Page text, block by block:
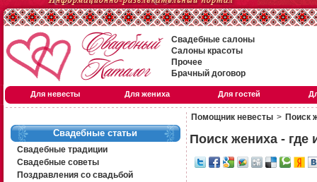
Свадебные салоны
Салоны красоты
Прочее
Брачный договор
Для невесты Для жениха Для гостей
Свадебные статьи
Свадебные традиции
Свадебные советы
Поздравления со свадьбой
Помощник невесты > Поиск
Поиск жениха - где